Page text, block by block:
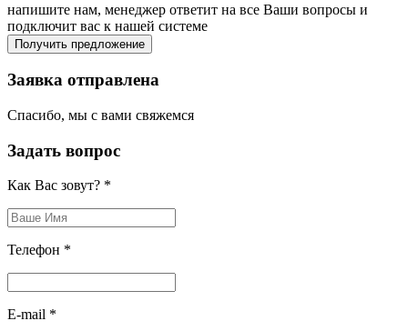
напишите нам, менеджер ответит на все Ваши вопросы и
подключит вас к нашей системе
Получить предложение
Заявка отправлена
Спасибо, мы с вами свяжемся
Задать вопрос
Как Вас зовут? *
Телефон *
E-mail *